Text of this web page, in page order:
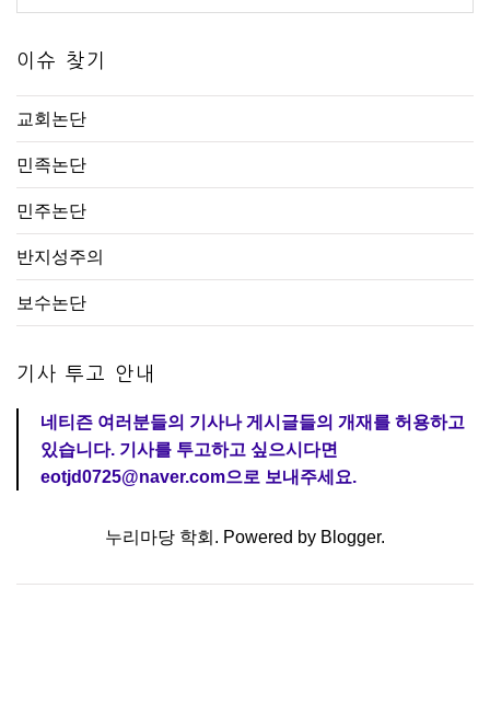
이슈 찾기
교회논단
민족논단
민주논단
반지성주의
보수논단
기사 투고 안내
네티즌 여러분들의 기사나 게시글들의 개재를 허용하고
있습니다. 기사를 투고하고 싶으시다면
eotjd0725@naver.com으로 보내주세요.
누리마당 학회. Powered by Blogger.